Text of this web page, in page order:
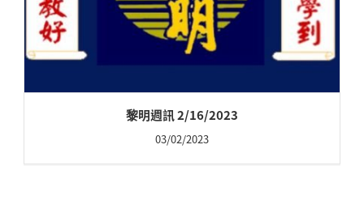
黎明週訊 2/16/2023
03/02/2023